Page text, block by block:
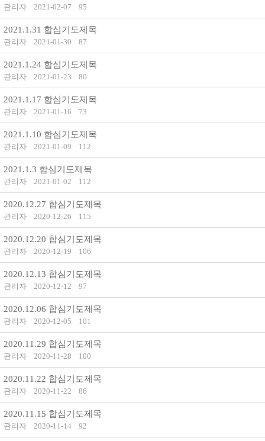
관리자 2021-02-07 95
2021.1.31 합심기도제목
관리자 2021-01-30 87
2021.1.24 합심기도제목
관리자 2021-01-23 80
2021.1.17 합심기도제목
관리자 2021-01-16 73
2021.1.10 합심기도제목
관리자 2021-01-09 112
2021.1.3 합심기도제목
관리자 2021-01-02 112
2020.12.27 합심기도제목
관리자 2020-12-26 115
2020.12.20 합심기도제목
관리자 2020-12-19 106
2020.12.13 합심기도제목
관리자 2020-12-12 97
2020.12.06 합심기도제목
관리자 2020-12-05 101
2020.11.29 합심기도제목
관리자 2020-11-28 100
2020.11.22 합심기도제목
관리자 2020-11-22 86
2020.11.15 합심기도제목
관리자 2020-11-14 92